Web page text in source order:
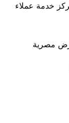
خدمة عملاء
مصرية